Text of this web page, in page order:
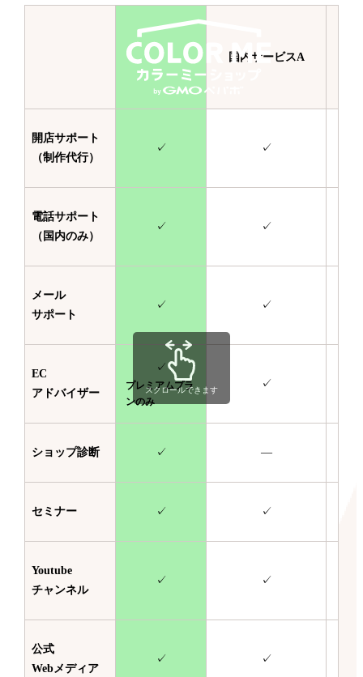
国内サービスA
開店サポート
（制作代行）
✓ ✓
電話サポート
（国内のみ）
✓ ✓
メール
サポート
✓ ✓
EC
アドバイザー
✓
プレミアムプラ
ンのみ
✓
ショップ診断 ✓ —
セミナー ✓ ✓
Youtube
チャンネル
✓ ✓
公式
Webメディア
✓ ✓
スクロールできます